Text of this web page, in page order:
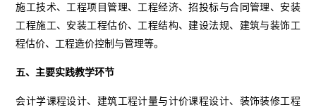
施工技术、工程项目管理、工程经济、招投标与合同管理、安装
工程施工、安装工程估价、工程结构、建设法规、建筑与装饰工
程估价、工程造价控制与管理等。
五、主要实践教学环节
会计学课程设计、建筑工程计量与计价课程设计、装饰装修工程